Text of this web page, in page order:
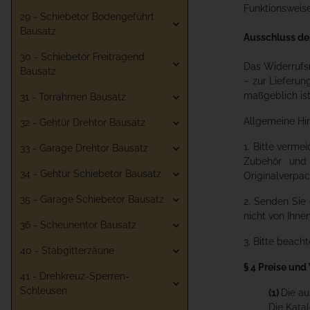
Ausschluss
Das
− zur
maßgeblich
Allgemeine
1. Bitte
Zubehör
2. Senden
nicht von
3. Bitte
§ 4 Preise
(1) Die
Die
29 - Schiebetor Bodengeführt
Bausatz
30 - Schiebetor Freitragend
Bausatz
31 - Torrahmen Bausatz
32 - Gehtür Drehtor Bausatz
33 - Garage Drehtor Bausatz
34 - Gehtür Schiebetor Bausatz
35 - Garage Schiebetor Bausatz
36 - Scheunentor Bausatz
40 - Stabgitterzäune
41 - Drehkreuz-Sperren-
Schleusen